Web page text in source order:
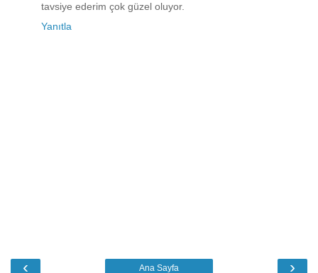
tavsiye ederim çok güzel oluyor.
Yanıtla
‹ ›
Ana Sayfa